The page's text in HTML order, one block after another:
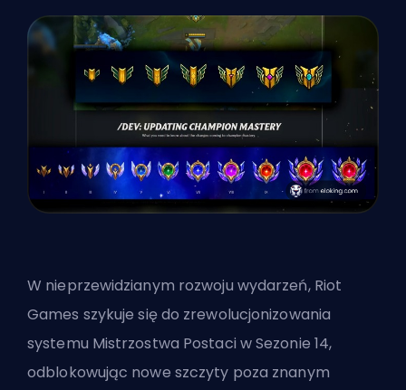
W nieprzewidzianym rozwoju wydarzeń, Riot
Games szykuje się do zrewolucjonizowania
systemu Mistrzostwa Postaci w Sezonie 14,
odblokowując nowe szczyty poza znanym